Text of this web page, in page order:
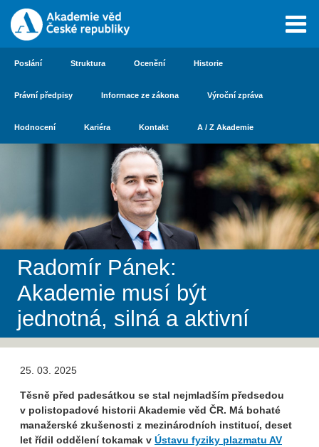
Poslání Struktura Ocenění Historie
Právní předpisy Informace ze zákona Výroční zpráva
Hodnocení Kariéra Kontakt A / Z Akademie
Radomír Pánek:
Akademie musí být
jednotná, silná a aktivní
25. 03. 2025
Těsně před padesátkou se stal nejmladším předsedou
v polistopadové historii Akademie věd ČR. Má bohaté
manažerské zkušenosti z mezinárodních institucí, deset
let řídil oddělení tokamak v Ústavu fyziky plazmatu AV